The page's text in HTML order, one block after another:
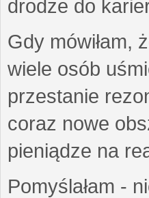
drodze do
Gdy mówiłam,
wiele osób
przestanie
coraz nowe
pieniądze na
Pomyślałam -